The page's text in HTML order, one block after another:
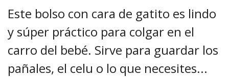
Este bolso con cara de gatito es lindo
y súper práctico para colgar en el
carro del bebé. Sirve para guardar los
pañales, el celu o lo que necesites...